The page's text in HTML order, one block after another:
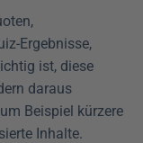
Ergebnisse,
ist, diese
daraus
Beispiel kürzere
Inhalte.